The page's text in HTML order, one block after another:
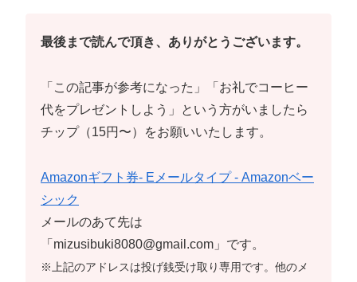
最後まで読んで頂き、ありがとうございます。
「この記事が参考になった」「お礼でコーヒー
代をプレゼントしよう」という方がいましたら
チップ（15円〜）をお願いいたします。
Amazonギフト券- Eメールタイプ - Amazonベー
シック
メールのあて先は
「mizusibuki8080@gmail.com」です。
※上記のアドレスは投げ銭受け取り専用です。他のメ